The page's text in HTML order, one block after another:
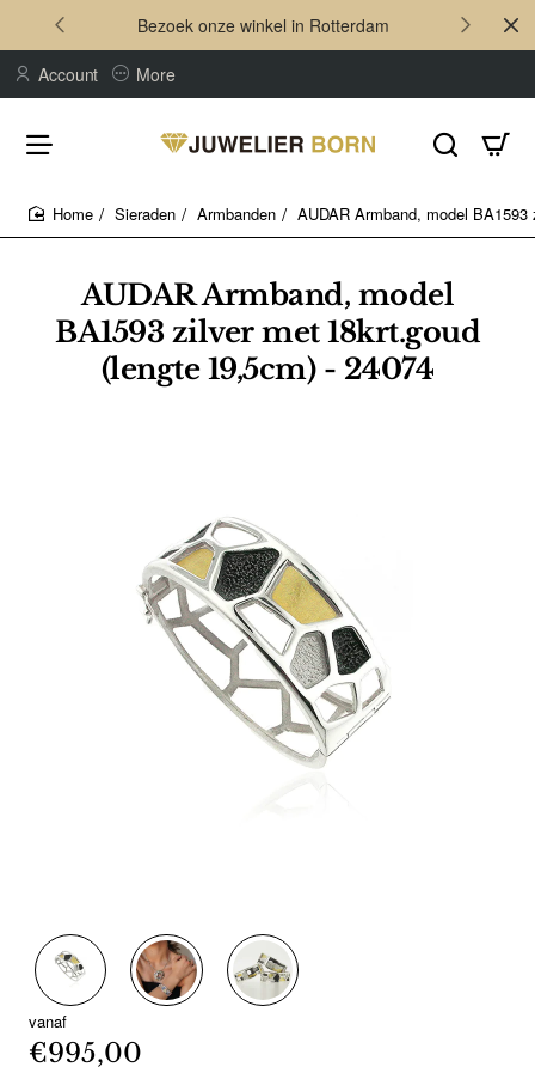
Bezoek onze winkel in Rotterdam
Account More
AUDAR Armband, model
BA1593 zilver met 18krt.goud
(lengte 19,5cm) - 24074
Sieraden Armbanden AUDAR Armband, model
vanaf
€995,00